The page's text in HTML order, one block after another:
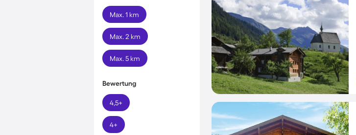
Max. 1 km
Max. 2 km
Max. 5 km
Bewertung
4,5+
4+